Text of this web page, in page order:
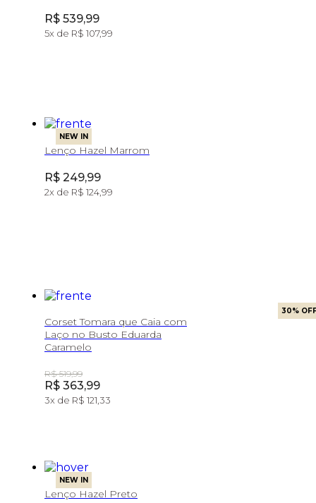
Price:
R$ 539,99
5x de R$ 107,99
NEW IN
Lenço Hazel Marrom
Price:
R$ 249,99
2x de R$ 124,99
Corset Tomara que Caia com
Laço no Busto Eduarda
Caramelo
30%
Original Price:
R$ 519,99
Price:
R$ 363,99
3x de R$ 121,33
NEW IN
Lenço Hazel Preto